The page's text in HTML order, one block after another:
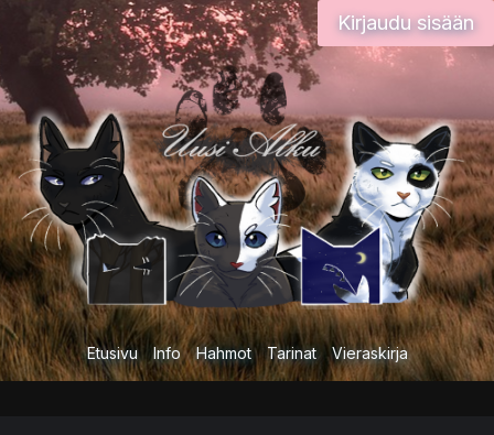
sisältöön
Kirjaudu sisään
Etusivu Info Hahmot Tarinat Vieraskirja